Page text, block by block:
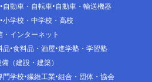
自動車・自転車 自動車・輸送機器
小学校・中学校・高校
・インターネット
品 食料品・酒屋 進学塾・学習塾
（建設・建築）
門学校 繊維工業 組合・団体・協会